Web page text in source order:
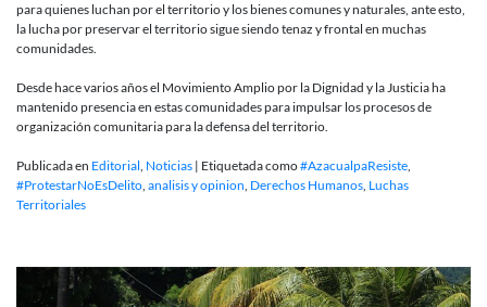
para quienes luchan por el territorio y los bienes comunes y naturales, ante esto,
la lucha por preservar el territorio sigue siendo tenaz y frontal en muchas
comunidades.
Desde hace varios años el Movimiento Amplio por la Dignidad y la Justicia ha
mantenido presencia en estas comunidades para impulsar los procesos de
organización comunitaria para la defensa del territorio.
Publicada en Editorial, Noticias | Etiquetada como#AzacualpaResiste,
#ProtestarNoEsDelito, analisis y opinion, Derechos Humanos, Luchas
Territoriales